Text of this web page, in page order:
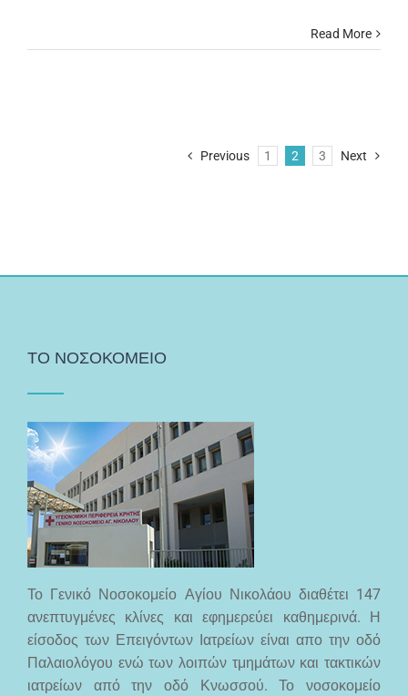
Read More
Previous 1 2 3 Next
ΤΟ ΝΟΣΟΚΟΜΕΙΟ
Το Γενικό Νοσοκομείο Αγίου Νικολάου διαθέτει 147
ανεπτυγμένες κλίνες και εφημερεύει καθημερινά. Η
είσοδος των Επειγόντων Ιατρείων είναι απο την οδό
Παλαιολόγου ενώ των λοιπών τμημάτων και τακτικών
ιατρείων από την οδό Κνωσσού. Το νοσοκομείο